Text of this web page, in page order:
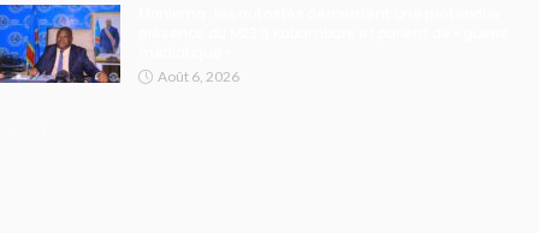
Août 6, 2026